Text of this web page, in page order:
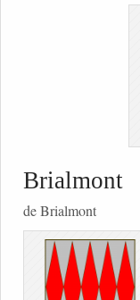
Brialmont
de Brialmont